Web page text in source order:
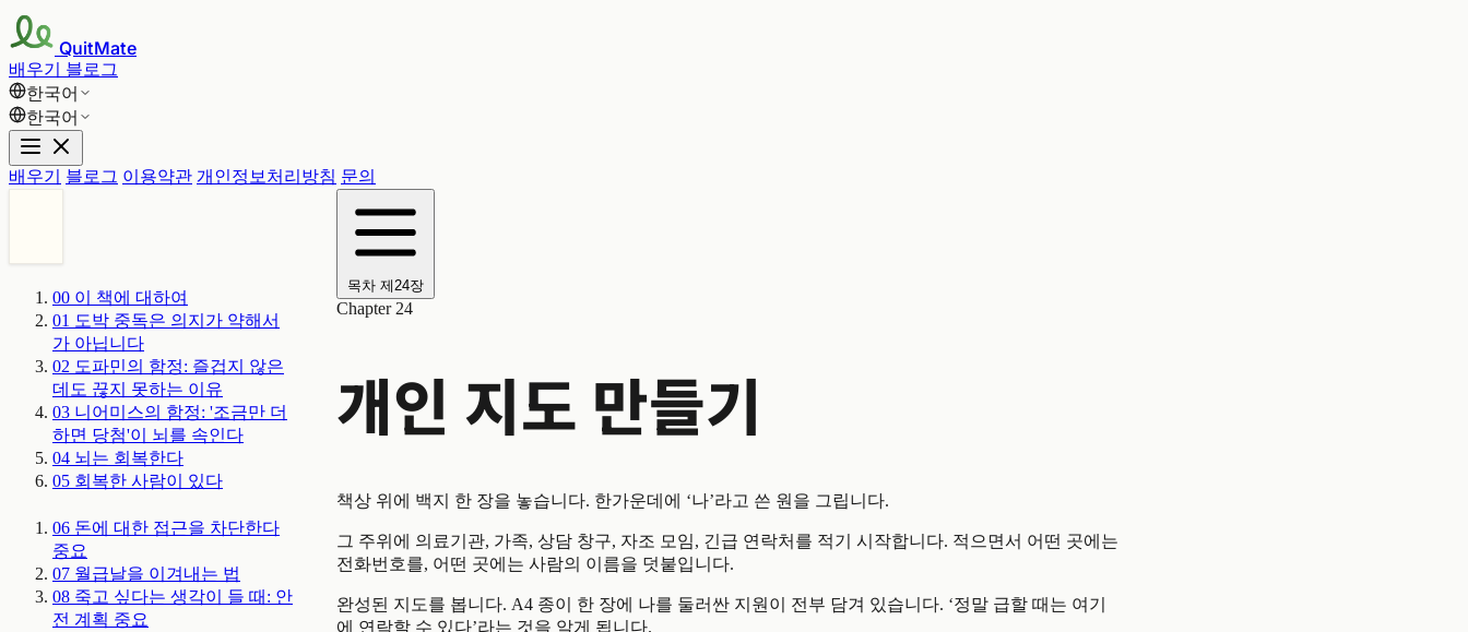
QuitMate
배우기 블로그
한국어
한국어
배우기 블로그 이용약관 개인정보처리방침 문의
00 이 책에 대하여
01 도박 중독은 의지가 약해서
가 아닙니다
02 도파민의 함정: 즐겁지 않은
데도 끊지 못하는 이유
03 니어미스의 함정: '조금만 더
하면 당첨'이 뇌를 속인다
04 뇌는 회복한다
05 회복한 사람이 있다
06 돈에 대한 접근을 차단한다
중요
07 월급날을 이겨내는 법
08 죽고 싶다는 생각이 들 때: 안
전 계획 중요
목차 제24장
Chapter 24
개인 지도 만들기
책상 위에 백지 한 장을 놓습니다. 한가운데에 ‘나’라고 쓴 원을 그립니다.
그 주위에 의료기관, 가족, 상담 창구, 자조 모임, 긴급 연락처를 적기 시작합니다. 적으면서 어떤 곳에는
전화번호를, 어떤 곳에는 사람의 이름을 덧붙입니다.
완성된 지도를 봅니다. A4 종이 한 장에 나를 둘러싼 지원이 전부 담겨 있습니다. ‘정말 급할 때는 여기
에 연락할 수 있다’라는 것을 알게 됩니다.